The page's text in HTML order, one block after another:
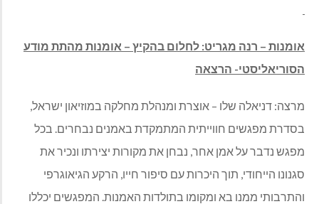
אומנות – רנה מגריט: לחלום בהקיץ – אומנות מהתת מודע
הסוריאליסטי- הרצאה
מרצה: דניאלה שלו – אוצרת ומנהלת מחלקה במוזיאון ישראל,
בסדרת מפגשים חווייתית המתמקדת באמנים נבחרים. בכל
מפגש נדבר על אמן אחר, נבחן את מקורות יצירתו ונכיר את
סגנונו הייחודי, תוך היכרות עם סיפור חייו, הרקע הגיאוגרפי
והתרבותי ממנו בא ומקומו בתולדות האמנות. המפגשים יכללו